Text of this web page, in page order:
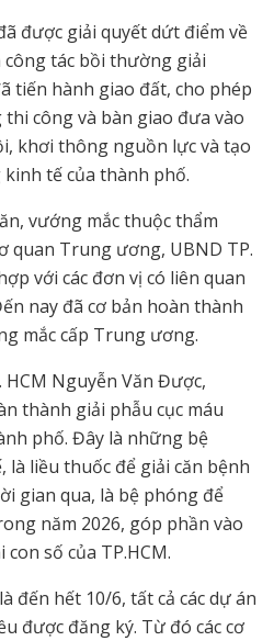
được giải quyết dứt điểm về
tác bồi thường giải
tiến hành giao đất, cho phép
công và bàn giao đưa vào
khơi thông nguồn lực và tạo
tế của thành phố.
vướng mắc thuộc thẩm
quan Trung ương, UBND TP.
với các đơn vị có liên quan
nay đã cơ bản hoàn thành
mắc cấp Trung ương.
HCM Nguyễn Văn Được,
thành giải phẫu cục máu
phố. Đây là những bệ
là liều thuốc để giải căn bệnh
gian qua, là bệ phóng để
năm 2026, góp phần vào
số của TP.HCM.
đến hết 10/6, tất cả các dự án
được đăng ký. Từ đó các cơ